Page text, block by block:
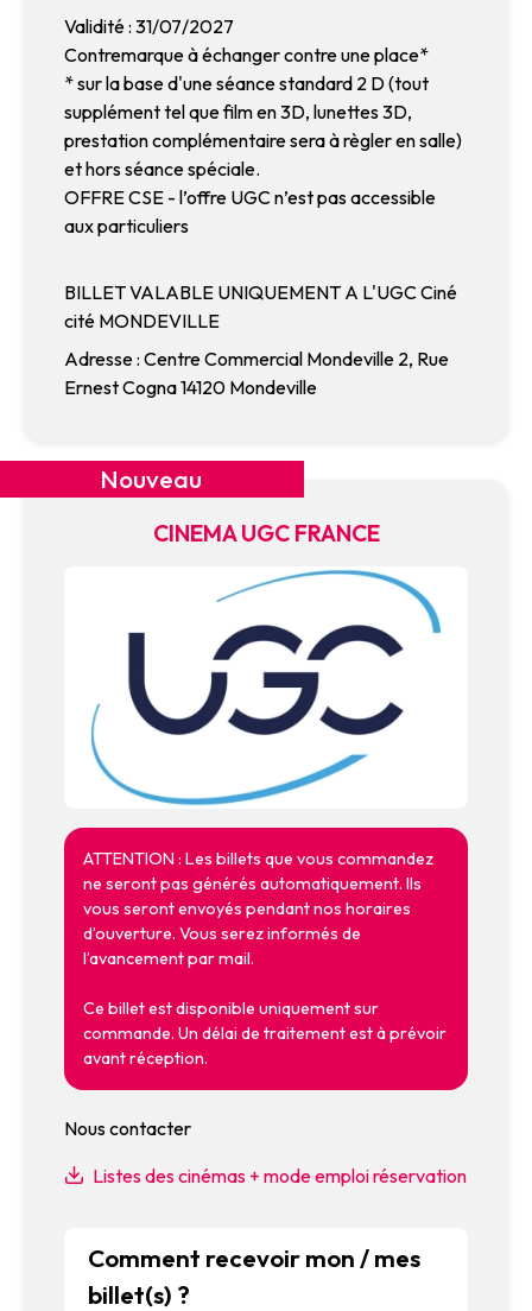
Validité : 31/07/2027
Contremarque à échanger contre une place*
* sur la base d'une séance standard 2 D (tout
supplément tel que film en 3D, lunettes 3D,
prestation complémentaire sera à règler en salle)
et hors séance spéciale.
OFFRE CSE - l’offre UGC n’est pas accessible
aux particuliers
BILLET VALABLE UNIQUEMENT A L'UGC Ciné
cité MONDEVILLE
Adresse : Centre Commercial Mondeville 2, Rue
Ernest Cogna 14120 Mondeville
CINEMA UGC FRANCE
ATTENTION : Les billets que vous commandez
ne seront pas générés automatiquement. Ils
vous seront envoyés pendant nos horaires
d’ouverture. Vous serez informés de
l’avancement par mail.
Ce billet est disponible uniquement sur
commande. Un délai de traitement est à prévoir
avant réception.
Nous contacter
Nouveau
Listes des cinémas + mode emploi réservation
Comment recevoir mon / mes
billet(s) ?